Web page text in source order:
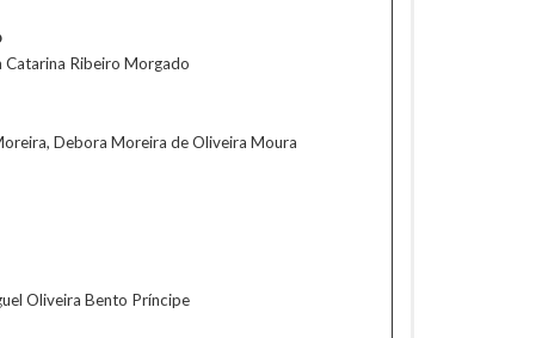
Catarina Ribeiro Morgado
Debora Moreira de Oliveira Moura
Oliveira Bento Príncipe